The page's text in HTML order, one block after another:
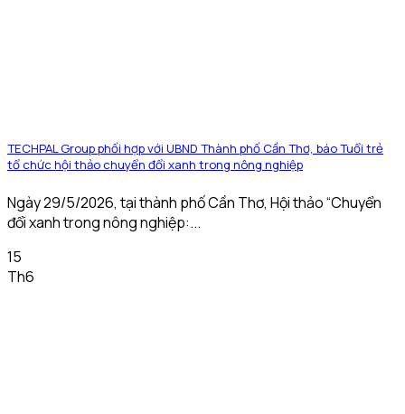
TECHPAL Group phối hợp với UBND Thành phố Cần Thơ, báo Tuổi trẻ
tổ chức hội thảo chuyển đổi xanh trong nông nghiệp
Ngày 29/5/2026, tại thành phố Cần Thơ, Hội thảo “Chuyển
đổi xanh trong nông nghiệp:...
15
Th6